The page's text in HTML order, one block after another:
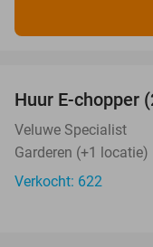
Huur E-chopper
Veluwe Specialist
Garderen (+1 locatie)
Verkocht: 622